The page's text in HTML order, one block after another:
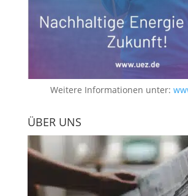
Weitere Informationen unter:
ÜBER UNS